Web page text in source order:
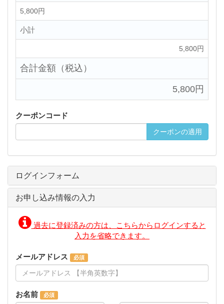
5,800円
小計
5,800円
合計金額（税込）
5,800円
クーポンコード
クーポンの適用
ログインフォーム
お申し込み情報の入力
過去に登録済みの方は、こちらからログインすると
入力を省略できます。
メールアドレス
お名前